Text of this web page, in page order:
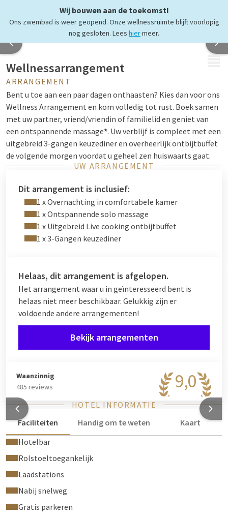
Wij bouwen aan de toekomst!
Ons zwembad is weer geopend. Onze wellnessruimte blijft voorlopig
nog gesloten. Lees hiermeer.
Wellnessarrangement
ARRANGEMENT
Bent u toe aan een paar dagen onthaasten? Kies dan voor ons
Wellness Arrangement en kom volledig tot rust. Boek samen
met uw partner, vriend/vriendin of familielid en geniet van
een ontspannende massage*. Uw verblijf is compleet met een
uitgebreid 3-gangen keuzediner en overheerlijk ontbijtbuffet
de volgende morgen voordat u geheel zen huiswaarts gaat.
City Spa Tiel. Jullie krijgen een heerlijke
ontspanningsmassage in een van onze comfortabele
massage ruimtes. De masseuses stemmen de massage af op
uw persoonlijke wensen en u kiest zelf met welke olie
u gemasseerd wilt worden. Informeer ook naar de
Wilt u verzekerd zijn van een massage op het door u
gekozen tijdstip? Bekijk de beschikbare tijden via
info@cityspatiel.nl
gewenste tijd direct te reserveren!
Indien u dit arrangement boekt is dit inclusief 2 standaard
om samen een duomassage te reserveren. Het is
belangrijk dat u voorafgaand aan het maken van uw
reservering voor de hotelkamer ook uw massage
reserveert middels een e-mail aan
info@cityspatiel.nl
.
Vergeet niet bij uw spa reservering te vermelden dat het
om een arrangement gaat. Wij verzoeken u de
hotelreservering te noteren.
Boekt u met uw Valk Loyal account? Dan ontvangt u bij check-
in een voucher voor 2 welkomstdrankjes in onze bar!
UW ARRANGEMENT
Dit arrangement is inclusief:
1 x Overnachting in comfortabele kamer
1 x Ontspannende solo massage
1 x Uitgebreid Live cooking ontbijtbuffet
1 x 3-Gangen keuzediner
Helaas, dit arrangement is afgelopen.
Het arrangement waar u in geïnteresseerd bent is
helaas niet meer beschikbaar. Gelukkig zijn er
voldoende andere arrangementen!
Bekijk arrangementen
9,0
Waanzinnig
485 reviews
HOTEL INFORMATIE
Faciliteiten
Handig om te weten
Kaart
Hotelbar
Rolstoeltoegankelijk
Laadstations
Nabij snelweg
Gratis parkeren